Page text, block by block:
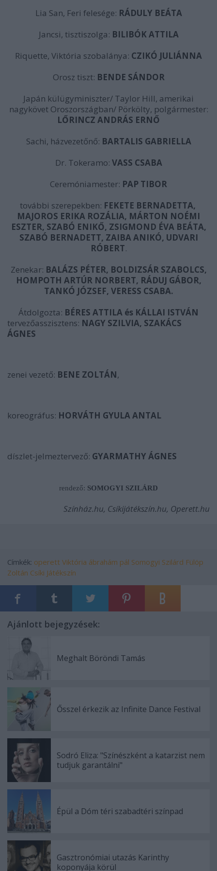
Lia San, Feri felesége: RÁDULY BEÁTA
Jancsi, tisztiszolga: BILIBÓK ATTILA
Riquette, Viktória szobalánya: CZIKÓ JULIÁNNA
Orosz tiszt: BENDE SÁNDOR
Japán külügyminiszter/ Taylor Hill, amerikai
nagykövet Oroszországban/ Pörkölty, polgármester:
LŐRINCZ ANDRÁS ERNŐ
Sachi, házvezetőnő: BARTALIS GABRIELLA
Dr. Tokeramo: VASS CSABA
Ceremóniamester: PAP TIBOR
további szerepekben: FEKETE BERNADETTA,
MAJOROS ERIKA ROZÁLIA, MÁRTON NOÉMI
ESZTER, SZABÓ ENIKŐ, ZSIGMOND ÉVA BEÁTA,
SZABÓ BERNADETT, ZAIBA ANIKÓ, UDVARI
RÓBERT.
Zenekar: BALÁZS PÉTER, BOLDIZSÁR SZABOLCS,
HOMPOTH ARTÚR NORBERT, RÁDUJ GÁBOR,
TANKÓ JÓZSEF, VERESS CSABA.
Átdolgozta: BÉRES ATTILA és KÁLLAI ISTVÁN
tervezőasszisztens: NAGY SZILVIA, SZAKÁCS
ÁGNES
zenei vezető: BENE ZOLTÁN,
koreográfus: HORVÁTH GYULA ANTAL
díszlet-jelmeztervező: GYARMATHY ÁGNES
rendező: SOMOGYI SZILÁRD
Színház.hu, Csíkijátékszín.hu, Operett.hu
Címkék: operett Viktória ábrahám pál Somogyi Szilárd Fülöp
Zoltán Csíki Játékszín
Ajánlott bejegyzések:
Meghalt Böröndi Tamás
Ősszel érkezik az Infinite Dance Festival
Sodró Eliza: "Színészként a katarzist nem
tudjuk garantálni"
Épül a Dóm téri szabadtéri színpad
Gasztronómiai utazás Karinthy
koponyája körül